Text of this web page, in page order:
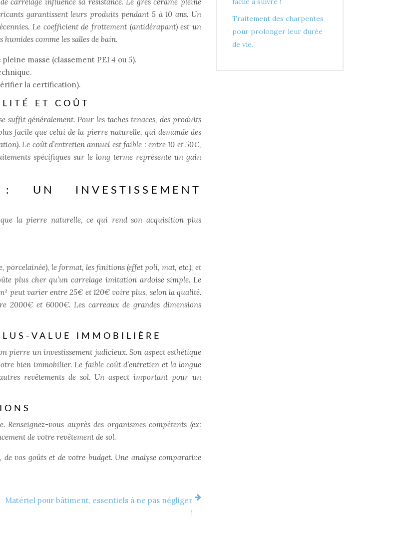
garantissent leurs produits pendant 5 à 10 ans. Un
Le coefficient de frottement (antidérapant) est un
comme les salles de bain.
masse (classement PEI 4 ou 5).
la certification).
ET COÛT
suffit généralement. Pour les taches tenaces, des produits
facile que celui de la pierre naturelle, qui demande des
Le coût d’entretien annuel est faible : entre 10 et 50€,
spécifiques sur le long terme représente un gain
: UN INVESTISSEMENT
la pierre naturelle, ce qui rend son acquisition plus
porcelainée), le format, les finitions (effet poli, mat, etc.), et
plus cher qu’un carrelage imitation ardoise simple. Le
peut varier entre 25€ et 120€ voire plus, selon la qualité.
2000€ et 6000€. Les carreaux de grandes dimensions
VALUE IMMOBILIÈRE
un investissement judicieux. Son aspect esthétique
bien immobilier. Le faible coût d’entretien et la longue
revêtements de sol. Un aspect important pour un
vous auprès des organismes compétents (ex:
de votre revêtement de sol.
vos goûts et de votre budget. Une analyse comparative
Matériel pour bâtiment, essentiels à ne pas négliger
!
Traitement des charpentes
pour prolonger leur durée
de vie.